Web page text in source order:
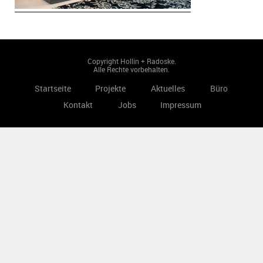
Copyright Hollin + Radoske.
Alle Rechte vorbehalten.
Startseite Projekte Aktuelles
Büro
Kontakt
Jobs Impressum